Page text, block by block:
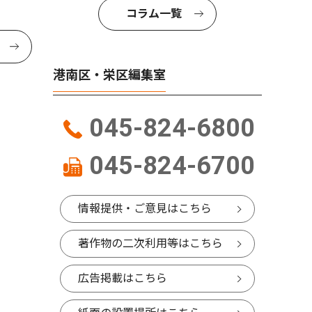
コラム一覧
港南区・栄区編集室
045-824-6800
045-824-6700
情報提供・ご意見はこちら
著作物の二次利用等はこちら
広告掲載はこちら